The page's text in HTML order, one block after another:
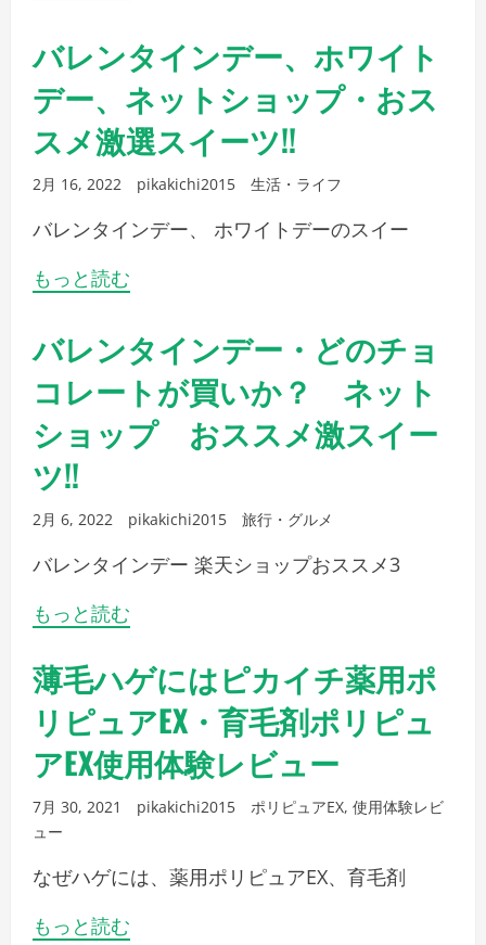
バレンタインデー、ホワイト
デー、ネットショップ・おス
スメ激選スイーツ!!
2月 16, 2022 pikakichi2015 生活・ライフ
バレンタインデー、 ホワイトデーのスイー
もっと読む
バレンタインデー・どのチョ
コレートが買いか？ ネット
ショップ おススメ激スイー
ツ!!
2月 6, 2022 pikakichi2015 旅行・グルメ
バレンタインデー 楽天ショップおススメ3
もっと読む
薄毛ハゲにはピカイチ薬用ポ
リピュアEX・育毛剤ポリピュ
アEX使用体験レビュー
7月 30, 2021 pikakichi2015 ポリピュアEX, 使用体験レビ
ュー
なぜハゲには、薬用ポリピュアEX、育毛剤
もっと読む